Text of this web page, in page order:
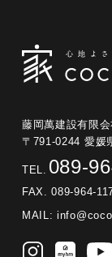
藤岡萬建設有限会
〒791-0244 愛媛
TEL. 089-
FAX. 089-964-
MAIL: